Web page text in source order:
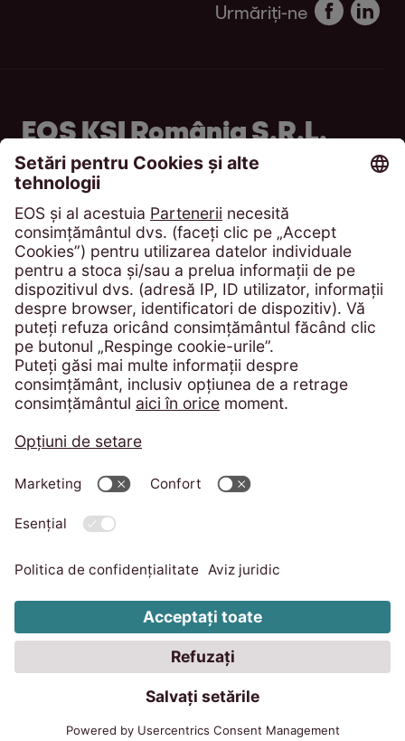
Despre CSR
Urmăriți-ne
EOS KSI România S.R.L.
Bd. Poligrafiei, Sector 1
013704 București
România
Telefon:+4 021 305 54 84
solicitari@eos-ksi.ro
Portal de plată
Protecția consumatorului - ANPC
Politica de confidentialitate Imprint
Cod de conduită Sistem de avertizare
Schimbați setările cookie-urilor